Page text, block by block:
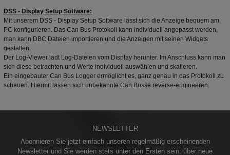
DSS - Display Setup Software:
Mit unserem DSS - Display Setup Software lässt sich die Anzeige bequem am
PC konfigurieren. Das Can Bus Protokoll kann individuell angepasst werden,
man kann DBC Dateien importieren und die Anzeigen mit seinen Widgets
gestalten.
Der Log-Viewer lädt Log-Dateien vom Display herunter. Im Anschluss kann man
sich diese betrachten und Werte individuell auswählen und skalieren.
Ein eingebauter Can Bus Logger ermöglicht es, ganz genau in das Protokoll zu
schauen. Hiermit lassen sich unbekannte Can Busse reverse-engineeren.
NEWSLETTER
Abonnieren Sie jetzt einfach unseren regelmäßig erscheinenden
Newsletter und Sie werden stets unter den Ersten sein, über neue